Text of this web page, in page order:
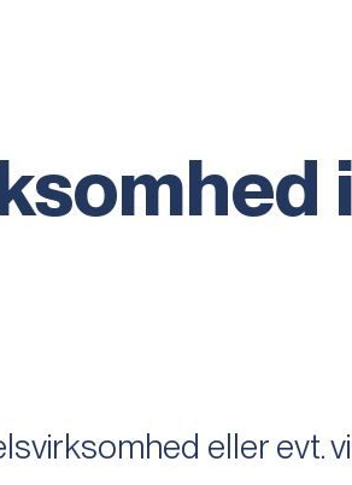
eller evt.